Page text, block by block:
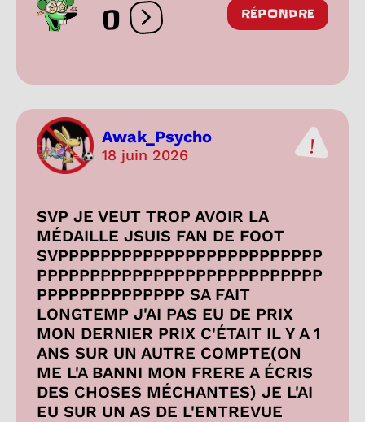
0 Ouvrir les réactions
RÉPONDRE
Awak_Psycho
18 juin 2026
SVP JE VEUT TROP AVOIR LA
MÉDAILLE JSUIS FAN DE FOOT
SVPPPPPPPPPPPPPPPPPPPPPPPPP
PPPPPPPPPPPPPPPPPPPPPPPPPPP
PPPPPPPPPPPPPP SA FAIT
LONGTEMP J'AI PAS EU DE PRIX
MON DERNIER PRIX C'ÉTAIT IL Y A 1
ANS SUR UN AUTRE COMPTE(ON
ME L'A BANNI MON FRERE A ÉCRIS
DES CHOSES MÉCHANTES) JE L'AI
EU SUR UN AS DE L'ENTREVUE